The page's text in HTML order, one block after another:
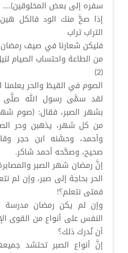
سفره إلى بعض المخلوقين)....
إذا صحَّ منك الود فالكل
التراب تراب
فليكن شعارنا في صيف
من الطاعة واحتساب الصيام
(2)
الصوم في القيظ والحر يعلمنا
لقد سمَّى رسول الله صلَّى
بشهر الصبر، فقال: (صوم شهر
من كل شهر، يذهبن وحر
وأحمد، وحسَّنه ابن حجر
صحيح، وصحَّحه أحمد شاكر.
إنَّ رمضان شهر الصبر
الحر بحاجة إلى صبر، وإن لم
فمتى نتعلم؟!
وإن لم يكن رمضان مدرسة
النفس على أنواع من القوى
أن نُدرك ذلك؟
إنَّ أنواع الصبر تحتشد